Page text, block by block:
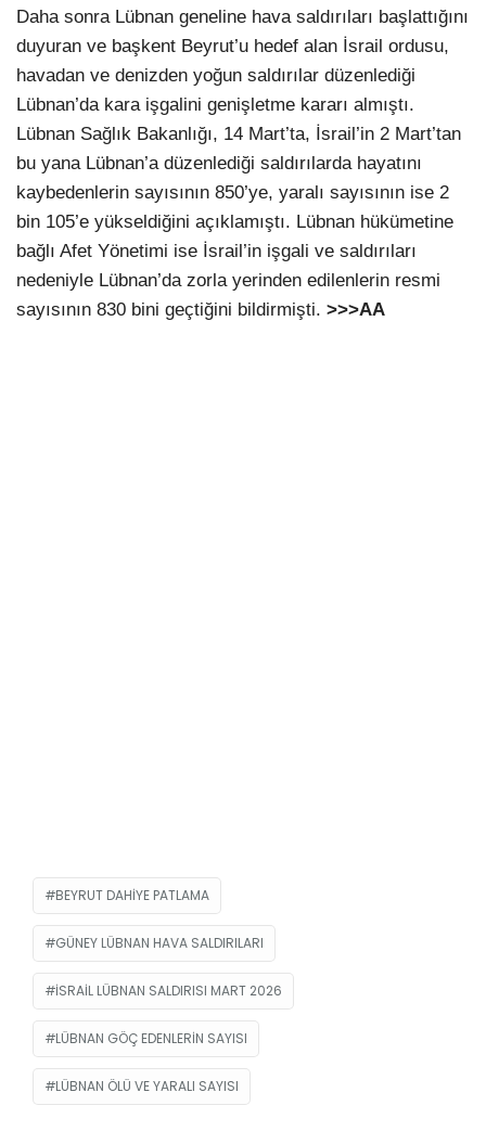
Daha sonra Lübnan geneline hava saldırıları başlattığını
duyuran ve başkent Beyrut’u hedef alan İsrail ordusu,
havadan ve denizden yoğun saldırılar düzenlediği
Lübnan’da kara işgalini genişletme kararı almıştı.
Lübnan Sağlık Bakanlığı, 14 Mart’ta, İsrail’in 2 Mart’tan
bu yana Lübnan’a düzenlediği saldırılarda hayatını
kaybedenlerin sayısının 850’ye, yaralı sayısının ise 2
bin 105’e yükseldiğini açıklamıştı. Lübnan hükümetine
bağlı Afet Yönetimi ise İsrail’in işgali ve saldırıları
nedeniyle Lübnan’da zorla yerinden edilenlerin resmi
sayısının 830 bini geçtiğini bildirmişti. >>>AA
BEYRUT DAHIYE PATLAMA
GÜNEY LÜBNAN HAVA SALDIRILARI
İSRAIL LÜBNAN SALDIRISI MART 2026
LÜBNAN GÖÇ EDENLERIN SAYISI
LÜBNAN ÖLÜ VE YARALI SAYISI